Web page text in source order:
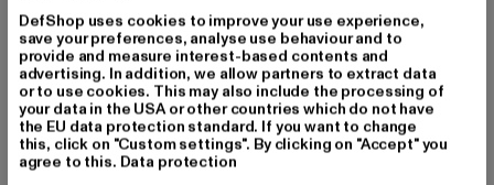
Hersteller Farbe: black
Materialzusammensetzung: 100% Viskose
Art.Nr: 23066121-00007
Hersteller: Styleboom Textilhandels GmbH & Co. KG |
info@77onlineshop.eu
Am Kapellhof 22 | 47608 Geldern | DE
DefShop uses cookies to improve your use experience,
save your preferences, analyse use behaviour and to
provide and measure interest-based contents and
advertising. In addition, we allow partners to extract data
or to use cookies. This may also include the processing of
your data in the USA or other countries which do not have
the EU data protection standard. If you want to change
this, click on "Custom settings". By clicking on "Accept" you
agree to this. Data protection